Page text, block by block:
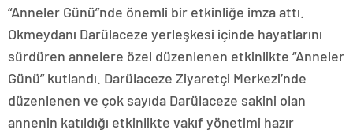
“Anneler Günü”nde önemli bir etkinliğe imza attı.
Okmeydanı Darülaceze yerleşkesi içinde hayatlarını
sürdüren annelere özel düzenlenen etkinlikte “Anneler
Günü” kutlandı. Darülaceze Ziyaretçi Merkezi’nde
düzenlenen ve çok sayıda Darülaceze sakini olan
annenin katıldığı etkinlikte vakıf yönetimi hazır